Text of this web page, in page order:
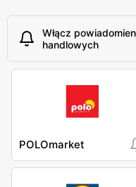
Włącz
handlowych
POLOmarket